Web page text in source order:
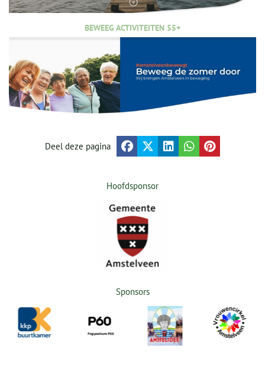
BEWEEG ACTIVITEITEN 55+
Deel deze pagina
Hoofdsponsor
Sponsors